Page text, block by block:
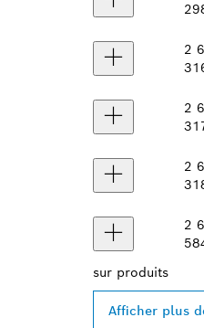
2
2
2
2
sur produits
Afficher plus